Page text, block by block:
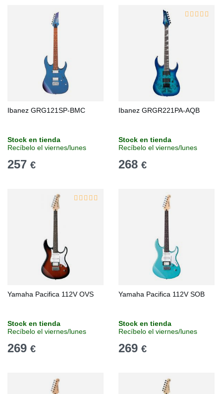
Ibanez GRG121SP-BMC
Stock en tienda
Recíbelo el viernes/lunes
257 €
Ibanez GRGR221PA-AQB
Stock en tienda
Recíbelo el viernes/lunes
268 €
Yamaha Pacifica 112V OVS
Stock en tienda
Recíbelo el viernes/lunes
269 €
Yamaha Pacifica 112V SOB
Stock en tienda
Recíbelo el viernes/lunes
269 €